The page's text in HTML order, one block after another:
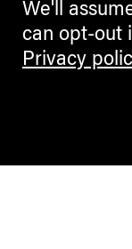
We'll
can opt-out
Privacy